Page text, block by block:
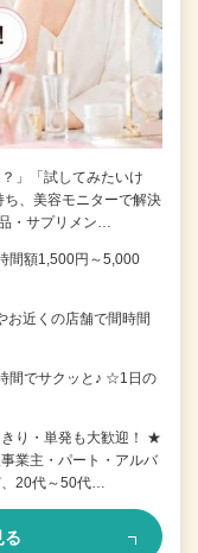
」「試してみたいけ
、美容モニターで解決
・サプリメン…
間額1,500円～5,000
近くの店舗で間時間
間でサクッと♪ ☆1日の
り・単発も大歓迎！ ★
業主・パート・アルバ
20代～50代…
る